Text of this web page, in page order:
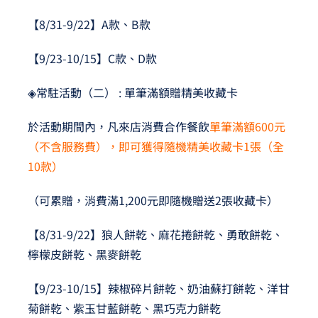
【8/31-9/22】A款、B款
【9/23-10/15】C款、D款
◈常駐活動（二） : 單筆滿額贈精美收藏卡
於活動期間內，凡來店消費合作餐飲單筆滿額600元
（不含服務費），即可獲得隨機精美收藏卡1張（全
10款）
（可累贈，消費滿1,200元即隨機贈送2張收藏卡）
【8/31-9/22】狼人餅乾、麻花捲餅乾、勇敢餅乾、
檸檬皮餅乾、黑麥餅乾
【9/23-10/15】辣椒碎片餅乾、奶油蘇打餅乾、洋甘
菊餅乾、紫玉甘藍餅乾、黑巧克力餅乾